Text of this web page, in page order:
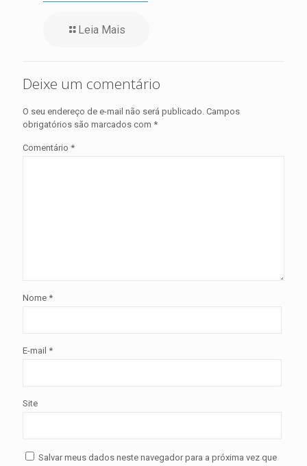
Leia Mais
Deixe um comentário
O seu endereço de e-mail não será publicado. Campos
obrigatórios são marcados com *
Comentário *
Nome *
E-mail *
Site
Salvar meus dados neste navegador para a próxima vez que